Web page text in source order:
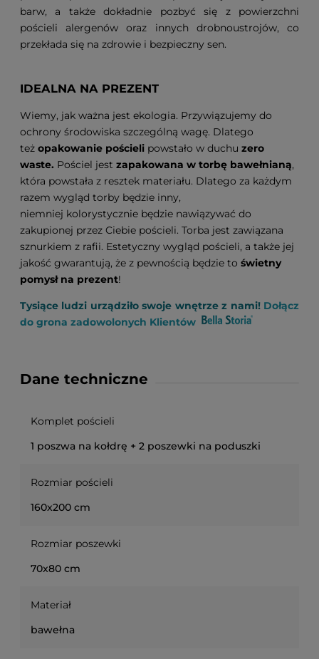
barw, a także dokładnie pozbyć się z powierzchni
pościeli alergenów oraz innych drobnoustrojów, co
przekłada się na zdrowie i bezpieczny sen.
IDEALNA NA PREZENT
Wiemy, jak ważna jest ekologia. Przywiązujemy do
ochrony środowiska szczególną wagę. Dlatego
też opakowanie pościeli powstało w duchu zero
waste. Pościel jest zapakowana w torbę bawełnianą,
która powstała z resztek materiału. Dlatego za każdym
razem wygląd torby będzie inny,
niemniej kolorystycznie będzie nawiązywać do
zakupionej przez Ciebie pościeli. Torba jest zawiązana
sznurkiem z rafii. Estetyczny wygląd pościeli, a także jej
jakość gwarantują, że z pewnością będzie to świetny
pomysł na prezent!
Tysiące ludzi urządziło swoje wnętrze z nami!Dołącz
do grona zadowolonych Klientów
Dane techniczne
Komplet pościeli
1 poszwa na kołdrę + 2 poszewki na poduszki
Rozmiar pościeli
160x200 cm
Rozmiar poszewki
70x80 cm
Materiał
bawełna